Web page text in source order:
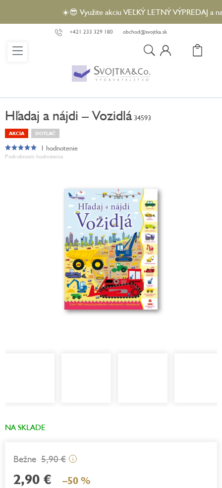
obsah
☀️😎 Využite akciu VEĽKÝ LETNÝ VÝPREDAJ a
+421 233 329 180 obchod@svojtka.sk
Hľadaj a nájdi – Vozidlá 34593
Podrobnosti hodnotenia
AKCIA DOTLAČ
Priemerné
hodnotenie
1 hodnotenie
NA SKLADE
5,90 € i
2,90 € –50 %